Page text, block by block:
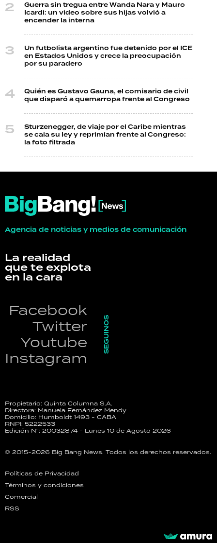
Guerra sin tregua entre Wanda Nara y Mauro
Icardi: un video sobre sus hijas volvió a
encender la interna
Un futbolista argentino fue detenido por el ICE
en Estados Unidos y crece la preocupación
por su paradero
Quién es Gustavo Gauna, el comisario de civil
que disparó a quemarropa frente al Congreso
Sturzenegger, de viaje por el Caribe mientras
se caía su ley y reprimían frente al Congreso:
la foto filtrada
Agencia de noticias y medios de comunicación
La realidad
que te explota
en la cara
Facebook
Twitter
Youtube
Instagram
SEGUINOS
Propietario: Quinta Columna S.A.
Directora: Manuela Fernández Mendy
Domicilio: Humboldt 1493 - CABA
RNPI: 5222533
Edición N°: 20032874 - Lunes 10 de Agosto 2026
© 2015-2026 Big Bang News. Todos los derechos reservados.
Políticas de Privacidad
Términos y condiciones
Comercial
RSS